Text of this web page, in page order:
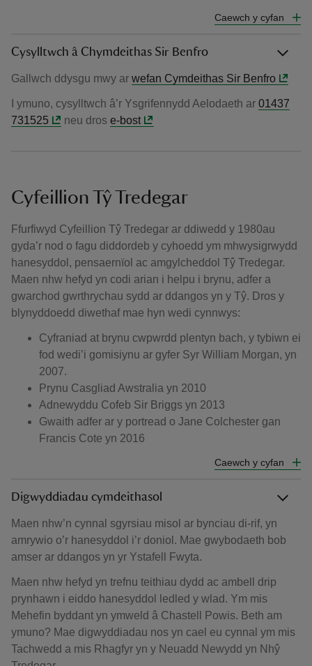
Caewch y cyfan
Cysylltwch â Chymdeithas Sir Benfro
Gallwch ddysgu mwy ar wefan Cymdeithas Sir Benfro
I ymuno, cysylltwch â’r Ysgrifennydd Aelodaeth ar 01437
731525
neu drose-bost
Cyfeillion Tŷ Tredegar
Ffurfiwyd Cyfeillion Tŷ Tredegar ar ddiwedd y 1980au
gyda’r nod o fagu diddordeb y cyhoedd ym mhwysigrwydd
hanesyddol, pensaernïol ac amgylcheddol Tŷ Tredegar.
Maen nhw hefyd yn codi arian i helpu i brynu, adfer a
gwarchod gwrthrychau sydd ar ddangos yn y Tŷ. Dros y
blynyddoedd diwethaf mae hyn wedi cynnwys:
Cyfraniad at brynu cwpwrdd plentyn bach, y tybiwn ei
fod wedi’i gomisiynu ar gyfer Syr William Morgan, yn
2007.
Prynu Casgliad Awstralia yn 2010
Adnewyddu Cofeb Sir Briggs yn 2013
Gwaith adfer ar y portread o Jane Colchester gan
Francis Cote yn 2016
Caewch y cyfan
Digwyddiadau cymdeithasol
Maen nhw’n cynnal sgyrsiau misol ar bynciau di-rif, yn
amrywio o’r hanesyddol i’r doniol. Mae gwybodaeth bob
amser ar ddangos yn yr Ystafell Fwyta.
Maen nhw hefyd yn trefnu teithiau dydd ac ambell drip
prynhawn i eiddo hanesyddol ledled y wlad. Ym mis
Mehefin byddant yn ymweld â Chastell Powis. Beth am
ymuno? Mae digwyddiadau nos yn cael eu cynnal ym mis
Tachwedd a mis Rhagfyr yn y Neuadd Newydd yn Nhŷ